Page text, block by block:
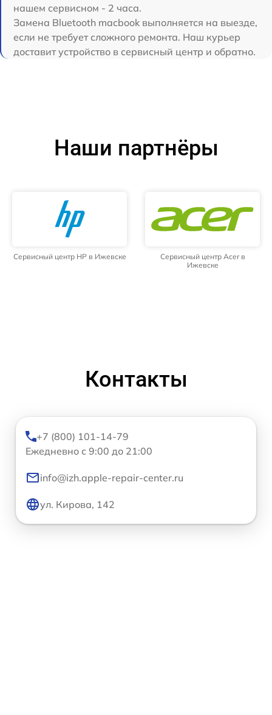
нашем сервисном - 2 часа.
Замена Bluetooth macbook выполняется на выезде,
если не требует сложного ремонта. Наш курьер
доставит устройство в сервисный центр и обратно.
Наши партнёры
Сервисный центр HP в Ижевске
Сервисный центр Acer в
Ижевске
Контакты
+7 (800) 101-14-79
Ежедневно с 9:00 до 21:00
info@izh.apple-repair-center.ru
ул. Кирова, 142